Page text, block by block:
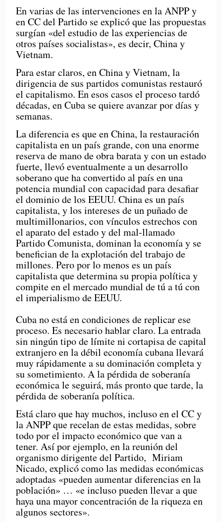
En varias de las intervenciones en la ANPP y
en CC del Partido se explicó que las propuestas
surgían «del estudio de las experiencias de
otros países socialistas», es decir, China y
Vietnam.
Para estar claros, en China y Vietnam, la
dirigencia de sus partidos comunistas restauró
el capitalismo. En esos casos el proceso tardó
décadas, en Cuba se quiere avanzar por días y
semanas.
La diferencia es que en China, la restauración
capitalista en un país grande, con una enorme
reserva de mano de obra barata y con un estado
fuerte, llevó eventualmente a un desarrollo
soberano que ha convertido al país en una
potencia mundial con capacidad para desafiar
el dominio de los EEUU. China es un país
capitalista, y los intereses de un puñado de
multimillonarios, con vínculos estrechos con
el aparato del estado y del mal-llamado
Partido Comunista, dominan la economía y se
benefician de la explotación del trabajo de
millones. Pero por lo menos es un país
capitalista que determina su propia política y
compite en el mercado mundial de tú a tú con
el imperialismo de EEUU.
Cuba no está en condiciones de replicar ese
proceso. Es necesario hablar claro. La entrada
sin ningún tipo de límite ni cortapisa de capital
extranjero en la débil economía cubana llevará
muy rápidamente a su dominación completa y
su sometimiento. A la pérdida de soberanía
económica le seguirá, más pronto que tarde, la
pérdida de soberanía política.
Está claro que hay muchos, incluso en el CC y
la ANPP que recelan de estas medidas, sobre
todo por el impacto económico que van a
tener. Así por ejemplo, en la reunión del
organismo dirigente del Partido, Miriam
Nicado, explicó como las medidas económicas
adoptadas «pueden aumentar diferencias en la
población» … «e incluso pueden llevar a que
haya una mayor concentración de la riqueza en
algunos sectores».